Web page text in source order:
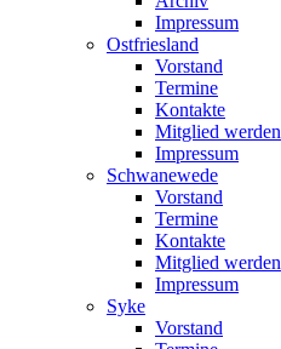
Impressum
Ostfriesland
Vorstand
Termine
Kontakte
Mitglied werden
Impressum
Schwanewede
Vorstand
Termine
Kontakte
Mitglied werden
Impressum
Syke
Vorstand